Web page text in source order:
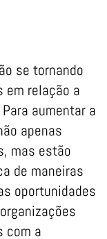
se tornando
em relação a
aumentar a
apenas
mas estão
de maneiras
oportunidades
com a